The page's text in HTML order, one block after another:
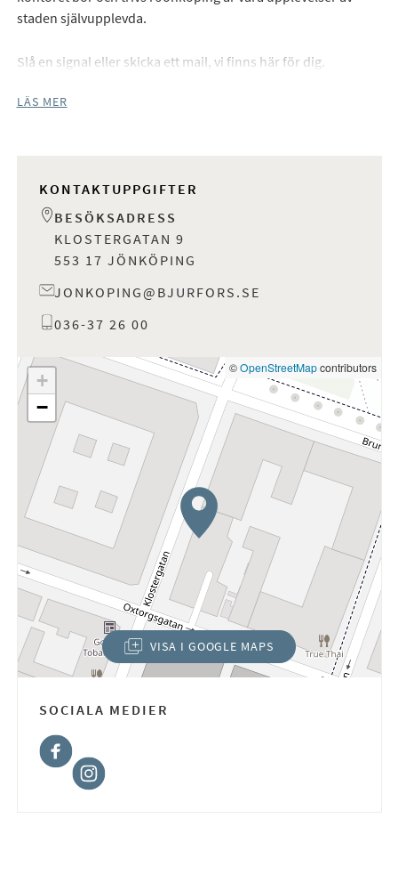
staden självupplevda.
Slå en signal eller skicka ett mail, vi finns här för dig.
LÄS MER
KONTAKTUPPGIFTER
BESÖKSADRESS
KLOSTERGATAN 9
553 17 JÖNKÖPING
JONKOPING@BJURFORS.SE
036-37 26 00
+
−
©OpenStreetMapcontributors
VISA I GOOGLE MAPS
(ÖPPNAS I NYTT FÖNSTER)
SOCIALA MEDIER
Facebook